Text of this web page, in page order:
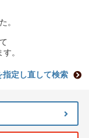
。
。
指定し直して検索